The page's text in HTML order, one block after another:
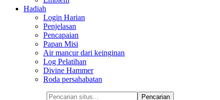
Hadiah
Login Harian
Penjelasan
Pencapaian
Papan Misi
Air mancur dari keinginan
Log Pelatihan
Divine Hammer
Roda persahabatan